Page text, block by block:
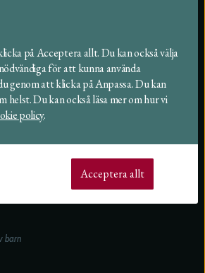
på Acceptera allt. Du kan också välja
för att kunna använda
genom att klicka på Anpassa. Du kan
helst. Du kan också läsa mer om hur vi
policy.
Acceptera allt
barn